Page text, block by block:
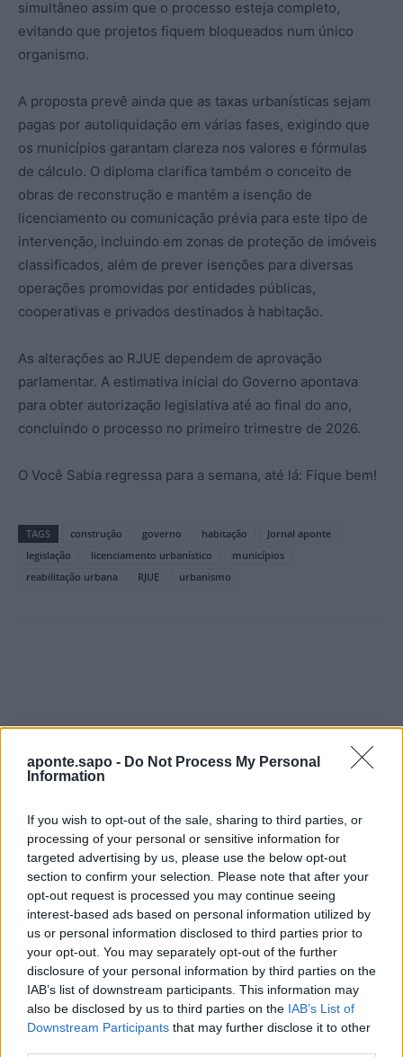
aponte.sapo - Do Not Process My Personal
Information
If you wish to opt-out of the sale, sharing to third parties, or
processing of your personal or sensitive information for
targeted advertising by us, please use the below opt-out
section to confirm your selection. Please note that after your
opt-out request is processed you may continue seeing
interest-based ads based on personal information utilized by
us or personal information disclosed to third parties prior to
your opt-out. You may separately opt-out of the further
disclosure of your personal information by third parties on the
IAB’s list of downstream participants. This information may
also be disclosed by us to third parties on the IAB’s List of
Downstream Participants that may further disclose it to other
simultâneo assim que o processo esteja completo,
evitando que projetos fiquem bloqueados num único
organismo.
A proposta prevê ainda que as taxas urbanísticas sejam
pagas por autoliquidação em várias fases, exigindo que
os municípios garantam clareza nos valores e fórmulas
de cálculo. O diploma clarifica também o conceito de
obras de reconstrução e mantém a isenção de
licenciamento ou comunicação prévia para este tipo de
intervenção, incluindo em zonas de proteção de imóveis
classificados, além de prever isenções para diversas
operações promovidas por entidades públicas,
cooperativas e privados destinados à habitação.
As alterações ao RJUE dependem de aprovação
parlamentar. A estimativa inicial do Governo apontava
para obter autorização legislativa até ao final do ano,
concluindo o processo no primeiro trimestre de 2026.
O Você Sabia regressa para a semana, até lá: Fique bem!
TAGS construção governo habitação
Jornal aponte
legislação
licenciamento urbanístico
municípios
reabilitação urbana
RJUE urbanismo
Artigo anterior
orçamentos municipais e o
impacto das grandes obras
públicas
Próximo artigo
mostrar o verdadeiro
Eléctrico”
Destaques: